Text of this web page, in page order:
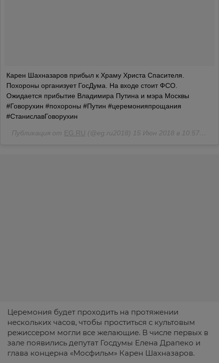
Карен Шахназаров прибыл к Храму Христа Спасителя.
Похороны организует ГосДума. На входе стоит ФСО.
Ожидается прибытие Владимира Путина и мэра Москвы
#Говорухин #похороны #Путин #церемонияпрощания
#СтаниславГоворухин
Публикация от EG.RU (@eg.ru2018) 15 Июн 2018 в 10:57 PDT
Церемония будет проходить на протяжении
нескольких часов, чтобы проститься с культовым
режиссером могли все желающие. В числе первых в
зале появились депутат Госдумы Елена Драпеко и
глава концерна «Мосфильм» Карен Шахназаров.